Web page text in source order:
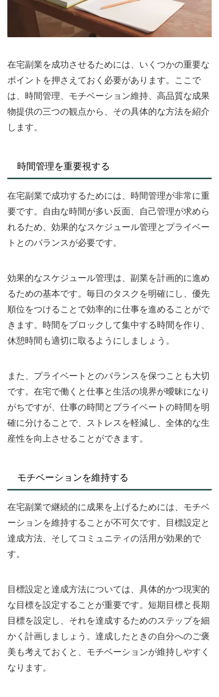
在宅副業を成功させるためには、いくつかの重要な
ポイントを押さえておく必要があります。ここで
は、時間管理、モチベーション維持、高品質な成果
物提供の三つの観点から、その具体的な方法を紹介
します。
時間管理を重要視する
在宅副業で成功するためには、時間管理が非常に重
要です。自由な時間が多い反面、自己管理が求めら
れるため、効果的なスケジュール管理とプライベー
トとのバランスが必要です。
効果的なスケジュール管理は、副業を計画的に進め
るための基本です。毎日のタスクを明確にし、優先
順位をつけることで効率的に仕事を進めることがで
きます。時間をブロックして集中する時間を作り、
休憩時間も適切に取るようにしましょう。
また、プライベートとのバランスを保つことも大切
です。在宅で働くと仕事と生活の境界が曖昧になり
がちですが、仕事の時間とプライベートの時間を明
確に分けることで、ストレスを軽減し、全体的な生
産性を向上させることができます。
モチベーションを維持する
在宅副業で継続的に成果を上げるためには、モチベ
ーションを維持することが不可欠です。目標設定と
達成方法、そしてコミュニティの活用が効果的で
す。
目標設定と達成方法については、具体的かつ現実的
な目標を設定することが重要です。短期目標と長期
目標を設定し、それを達成するためのステップを細
かく計画しましょう。達成したときの自分へのご褒
美も考えておくと、モチベーションが維持しやすく
なります。